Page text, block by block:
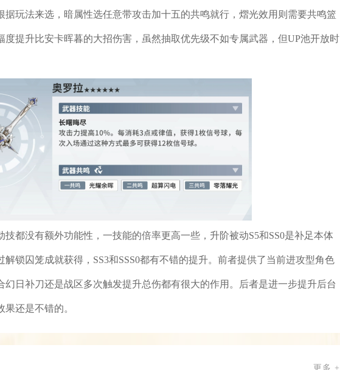
据玩法来选，暗属性选任意带攻击加十五的共鸣就行，熠光效用则需要共鸣篮
度提升比安卡晖暮的大招伤害，虽然抽取优先级不如专属武器，但UP池开放时
都没有额外功能性，一技能的倍率更高一些，升阶被动S5和SS0是补足本体
锁囚笼成就获得，SS3和SSS0都有不错的提升。前者提供了当前进攻型角色
幻日补刀还是战区多次触发提升总伤都有很大的作用。后者是进一步提升后台
还是不错的。
更多 +